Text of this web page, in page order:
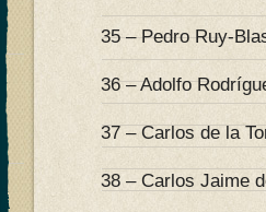
35 – Pedro Ruy-
36 – Adolfo
37 – Carlos de la
38 – Carlos Jaime